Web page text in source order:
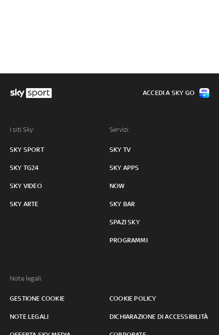
I siti Sky:
SKY SPORT
SKY TG24
SKY VIDEO
SKY ARTE
Servizi:
SKY TV
SKY APPS
NOW
SKY BAR
SPAZI SKY
PROGRAMMI
Note legali:
GESTIONE COOKIE COOKIE POLICY
NOTE LEGALI DICHIARAZIONE DI ACCESSIBILITÀ
ACCEDI A SKY GO